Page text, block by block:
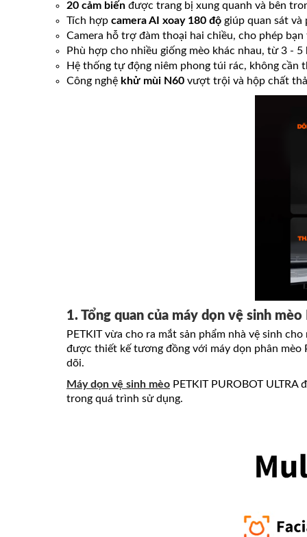
20 cảm biến được trang bị xung quanh và bên
Tích hợp camera AI xoay 180 độ giúp quan sát và
Camera hỗ trợ đàm thoại hai chiều, cho phép
Phù hợp cho nhiều giống mèo khác nhau, từ 3 - 5
Hệ thống tự động niêm phong túi rác, không cần
Công nghệ khử mùi N60 vượt trội và hộp chất
1. Tổng quan của máy dọn vệ sinh
PETKIT vừa cho ra mắt sản phẩm nhà vệ sinh
được thiết kế tương đồng với máy dọn phân
dõi.
Máy dọn vệ sinh mèo PETKIT PUROBOT
trong quá trình sử dụng.